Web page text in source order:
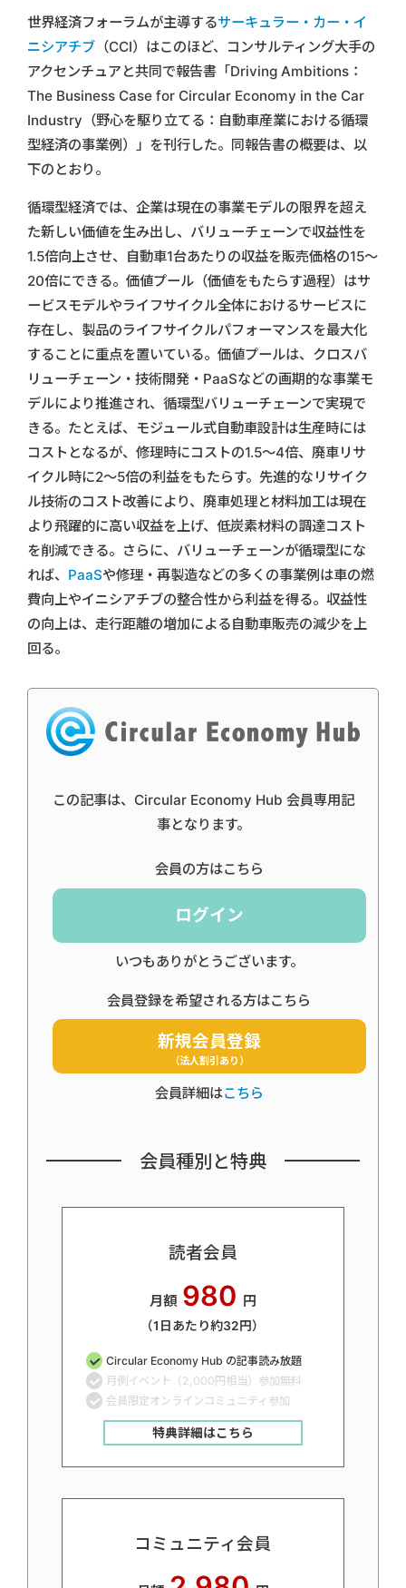
世界経済フォーラムが主導するサーキュラー・カー・イ
ニシアチブ （CCI）はこのほど、コンサルティング大手の
アクセンチュアと共同で報告書「Driving Ambitions：
The Business Case for Circular Economy in the Car
Industry（野心を駆り立てる：自動車産業における循環
型経済の事業例）」を刊行した。同報告書の概要は、以
下のとおり。
循環型経済では、企業は現在の事業モデルの限界を超え
た新しい価値を生み出し、バリューチェーンで収益性を
1.5倍向上させ、自動車1台あたりの収益を販売価格の15～
20倍にできる。価値プール（価値をもたらす過程）はサ
ービスモデルやライフサイクル全体におけるサービスに
存在し、製品のライフサイクルパフォーマンスを最大化
することに重点を置いている。価値プールは、クロスバ
リューチェーン・技術開発・PaaSなどの画期的な事業モ
デルにより推進され、循環型バリューチェーンで実現で
きる。たとえば、モジュール式自動車設計は生産時には
コストとなるが、修理時にコストの1.5～4倍、廃車リサ
イクル時に2～5倍の利益をもたらす。先進的なリサイク
ル技術のコスト改善により、廃車処理と材料加工は現在
より飛躍的に高い収益を上げ、低炭素材料の調達コスト
を削減できる。さらに、バリューチェーンが循環型にな
れば、 PaaSや修理・再製造などの多くの事業例は車の燃
費向上やイニシアチブの整合性から利益を得る。収益性
の向上は、走行距離の増加による自動車販売の減少を上
回る。
この記事は、Circular Economy Hub 会員専用記
事となります。
会員の方はこちら
ログイン
いつもありがとうございます。
会員登録を希望される方はこちら
新規会員登録
（法人割引あり）
会員詳細はこちら
会員種別と特典
読者会員
月額 980 円
（1日あたり約32円）
Circular Economy Hub の記事読み放題
月例イベント（2,000円相当）参加無料
会員限定オンラインコミュニティ参加
特典詳細はこちら
コミュニティ会員